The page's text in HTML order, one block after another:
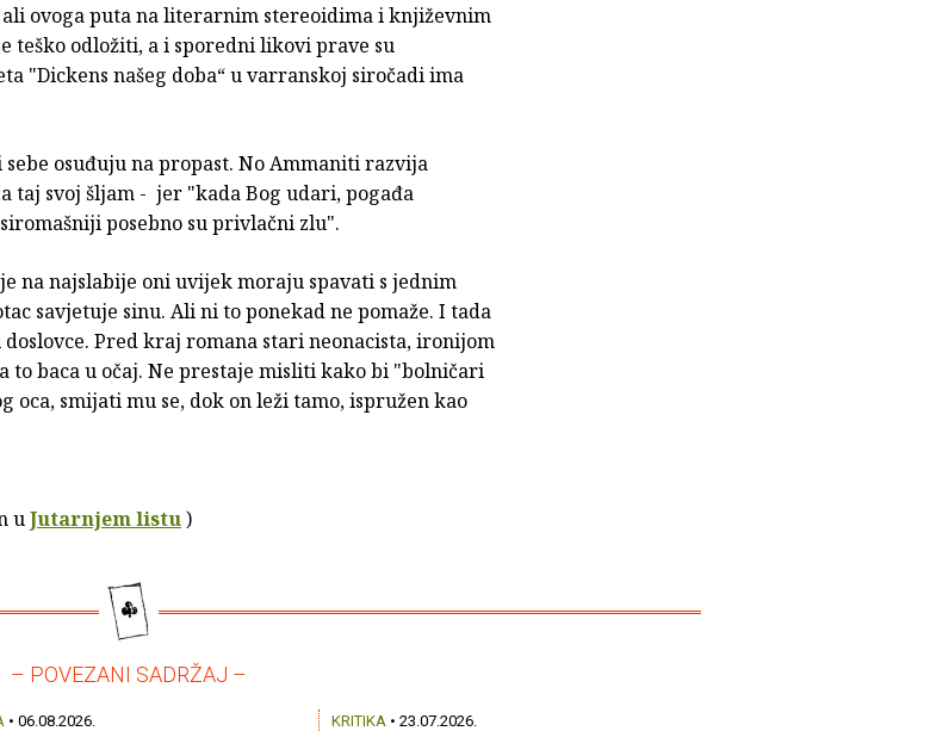
ovoga puta na literarnim stereoidima i književnim
teško odložiti, a i sporedni likovi prave su
"Dickens našeg doba“ u varranskoj siročadi ima
osuđuju na propast. No Ammaniti razvija
taj svoj šljam - jer "kada Bog udari, pogađa
posebno su privlačni zlu".
na najslabije oni uvijek moraju spavati s jednim
savjetuje sinu. Ali ni to ponekad ne pomaže. I tada
Pred kraj romana stari neonacista, ironijom
to baca u očaj. Ne prestaje misliti kako bi "bolničari
oca, smijati mu se, dok on leži tamo, ispružen kao
uJutarnjem listu)
– POVEZANI SADRŽAJ –
• 06.08.2026. KRITIKA • 23.07.2026.